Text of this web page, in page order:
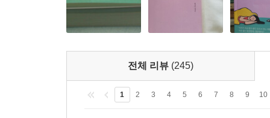
전체 리뷰 (245)
1 2 3 4 5 6 7 8 9 10